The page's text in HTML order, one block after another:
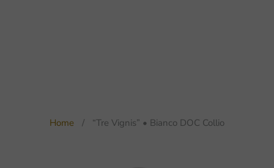
Home “Tre Vignis” • Bianco DOC Collio